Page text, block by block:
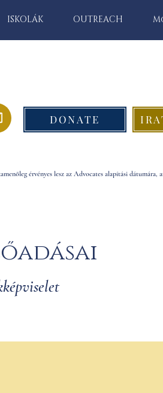
ISKOLÁK OUTREACH
DONATE
érvényes lesz az Advocates alapítási dátumára,